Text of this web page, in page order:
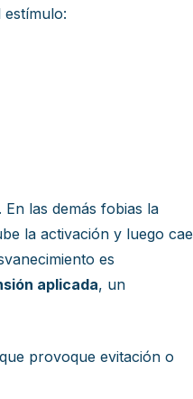
estímulo:
las demás fobias la
la activación y luego cae
es
aplicada, un
provoque evitación o